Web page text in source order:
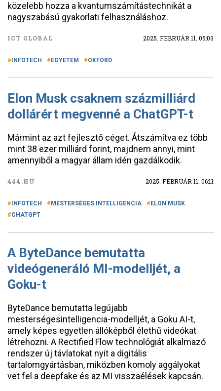
közelebb hozza a kvantumszámítástechnikát a
nagyszabású gyakorlati felhasználáshoz.
ICT GLOBAL 2025. FEBRUÁR 11. 05:03
INFOTECH EGYETEM OXFORD
Elon Musk csaknem százmilliárd
dollárért megvenné a ChatGPT-t
Mármint az azt fejlesztő céget. Átszámítva ez több
mint 38 ezer milliárd forint, majdnem annyi, mint
amennyiből a magyar állam idén gazdálkodik.
444.HU 2025. FEBRUÁR 11. 06:11
INFOTECH MESTERSÉGES INTELLIGENCIA
ELON MUSK
CHATGPT
A ByteDance bemutatta
videógeneráló MI-modelljét, a
Goku-t
ByteDance bemutatta legújabb
mesterségesintelligencia-modelljét, a Goku AI-t,
amely képes egyetlen állóképből élethű videókat
létrehozni. A Rectified Flow technológiát alkalmazó
rendszer új távlatokat nyit a digitális
tartalomgyártásban, miközben komoly aggályokat
vet fel a deepfake és az MI visszaélések kapcsán.